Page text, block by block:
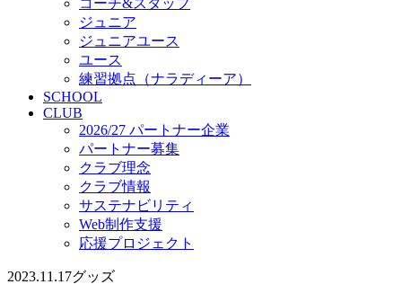
ジュニア
ジュニアユース
ユース
練習拠点（ナラディーア）
SCHOOL
CLUB
2026/27 パートナー企業
パートナー募集
クラブ理念
クラブ情報
サステナビリティ
Web制作支援
応援プロジェクト
2023.11.17グッズ